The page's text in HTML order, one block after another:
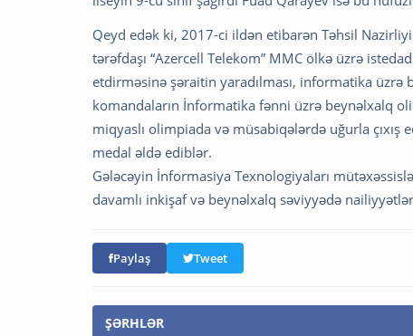
Qeyd edək ki, 2017-ci ildən etibarən Təhsil
tərəfdaşı “Azercell Telekom” MMC ölkə üzrə
etdirməsinə şəraitin yaradılması, informatika üzrə
komandaların İnformatika fənni üzrə beynəlxalq
miqyaslı olimpiada və müsabiqələrdə uğurla
medal əldə ediblər.
Gələcəyin İnformasiya Texnologiyaları
davamlı inkişaf və beynəlxalq səviyyədə
Paylaş Tweet
ŞƏRHLƏR